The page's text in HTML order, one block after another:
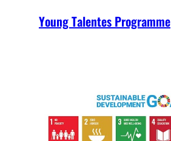
Young Talentes Programme